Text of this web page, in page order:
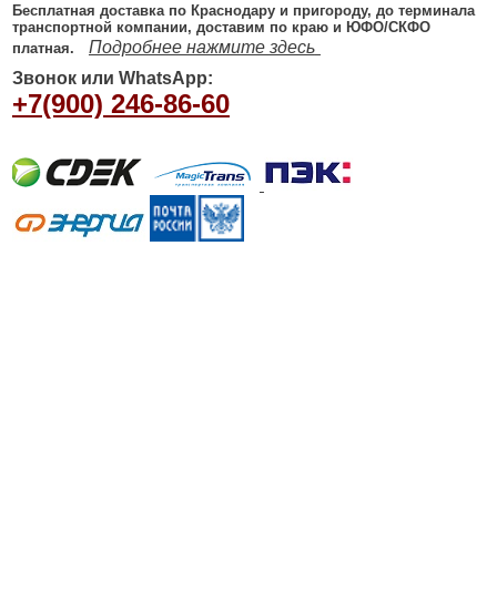
Бесплатная доставка по Краснодару и пригороду, до терминала
транспортной компании, доставим по краю и ЮФО/СКФО
платная.
Подробнее нажмите здесь
Звонок или WhatsApp:
+7(900) 246-86-60